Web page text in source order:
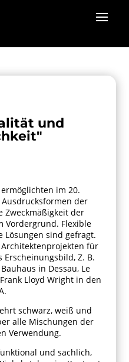
und
"
im 20.
der
Zweckmäßigkeit der
Vordergrund. Flexible
Lösungen sind gefragt.
für
Erscheinungsbild, Z. B.
in Dessau, Le
Lloyd Wright in den
schwarz, weiß und
alle Mischungen der
Verwendung.
und sachlich,